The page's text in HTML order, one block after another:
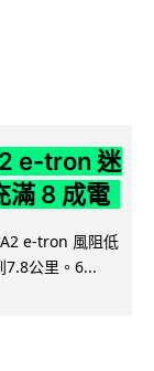
e-tron 迷
8 成電
e-tron 風阻低
7.8公里。6...